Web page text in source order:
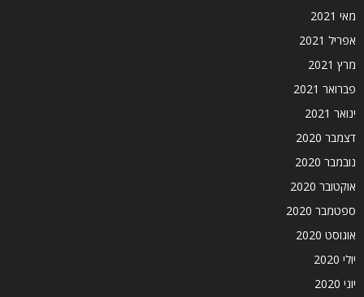
מאי 2021
אפריל 2021
מרץ 2021
פברואר 2021
ינואר 2021
דצמבר 2020
נובמבר 2020
אוקטובר 2020
ספטמבר 2020
אוגוסט 2020
יולי 2020
יוני 2020